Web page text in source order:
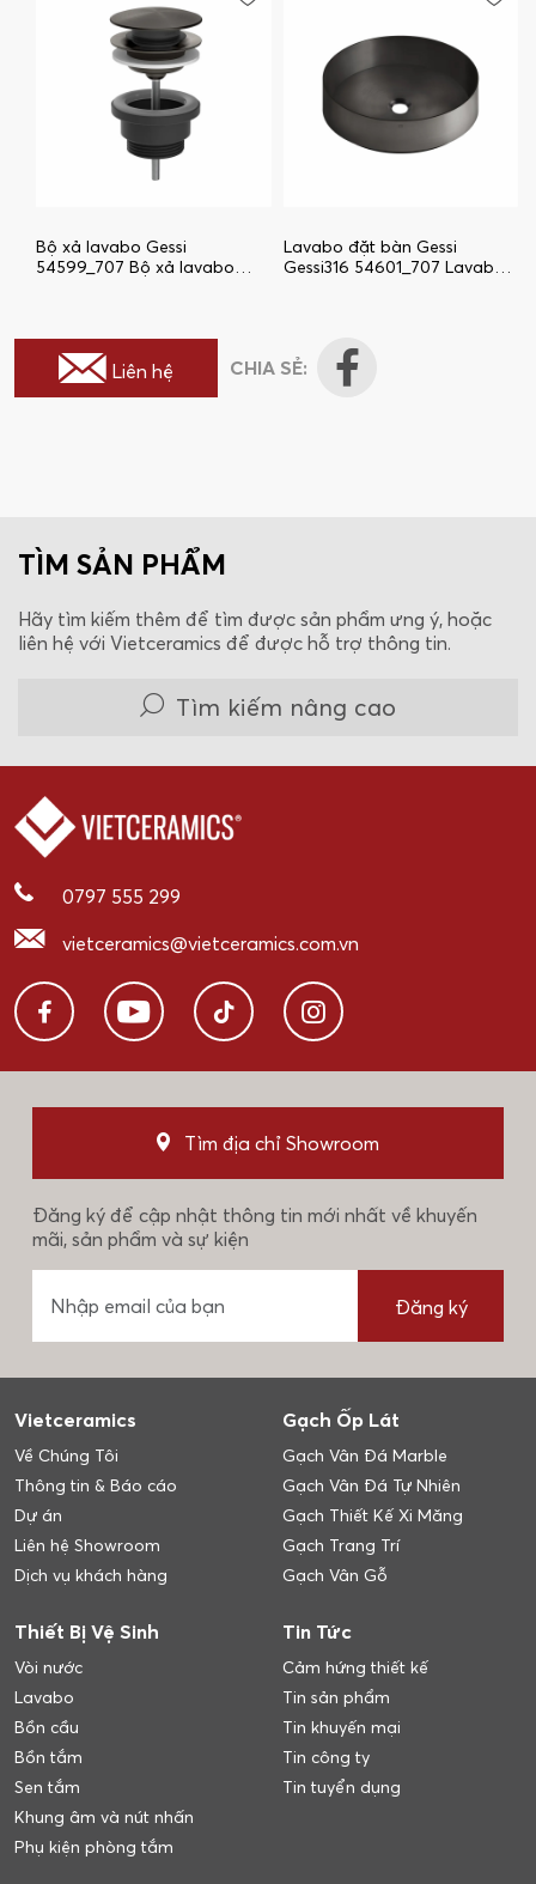
Bộ xả lavabo Gessi
54599_707 Bộ xả lavabo
Lavabo đặt bàn Gessi
Gessi316 54601_707 Lavabo
Liên hệ CHIA SẺ:
TÌM SẢN PHẨM
Hãy tìm kiếm thêm để tìm được sản phẩm ưng ý, hoặc
liên hệ với Vietceramics để được hỗ trợ thông tin.
Tìm kiếm nâng cao
0797 555 299
vietceramics@vietceramics.com.vn
Tìm địa chỉ Showroom
Đăng ký để cập nhật thông tin mới nhất về khuyến
mãi, sản phẩm và sự kiện
Đăng ký
Vietceramics
Về Chúng Tôi
Thông tin & Báo cáo
Dự án
Liên hệ Showroom
Dịch vụ khách hàng
Gạch Ốp Lát
Gạch Vân Đá Marble
Gạch Vân Đá Tự Nhiên
Gạch Thiết Kế Xi Măng
Gạch Trang Trí
Gạch Vân Gỗ
Thiết Bị Vệ Sinh
Vòi nước
Lavabo
Bồn cầu
Bồn tắm
Sen tắm
Khung âm và nút nhấn
Phụ kiện phòng tắm
Tin Tức
Cảm hứng thiết kế
Tin sản phẩm
Tin khuyến mại
Tin công ty
Tin tuyển dụng